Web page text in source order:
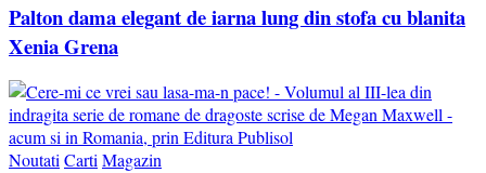
Palton dama elegant de iarna lung din stofa cu blanita
Xenia Grena
NoutatiCartiMagazin